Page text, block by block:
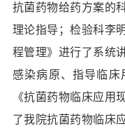
抗菌药物给药方案的
理论指导；检验科李
程管理》进行了系统
感染病原、指导临床
《抗菌药物临床应用
了我院抗菌药物临床